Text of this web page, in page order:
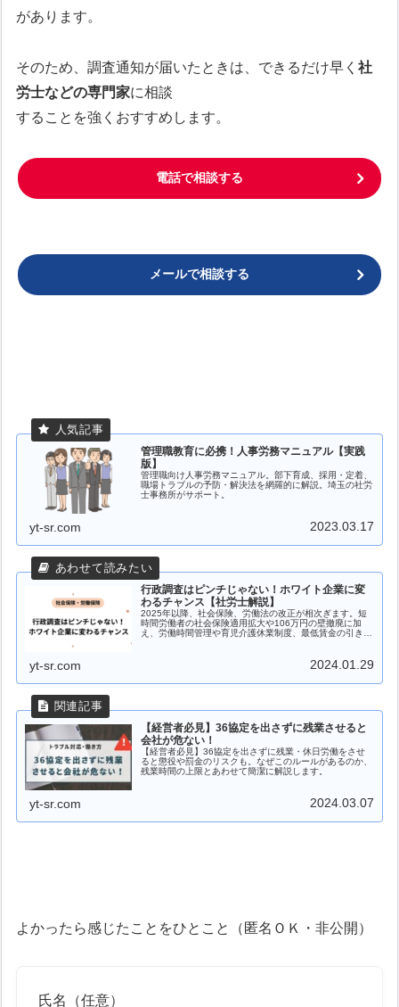
があります。
そのため、調査通知が届いたときは、できるだけ早く社
労士などの専門家に相談
することを強くおすすめします。
電話で相談する
メールで相談する
管理職教育に必携！人事労務マニュアル【実践
版】
管理職向け人事労務マニュアル。部下育成、採用・定着、
職場トラブルの予防・解決法を網羅的に解説。埼玉の社労
士事務所がサポート。
yt-sr.com 2023.03.17
行政調査はピンチじゃない！ホワイト企業に変
わるチャンス【社労士解説】
2025年以降、社会保険、労働法の改正が相次ぎます。短
時間労働者の社会保険適用拡大や106万円の壁撤廃に加
え、労働時間管理や育児介護休業制度、最低賃金の引き上
yt-sr.com 2024.01.29
【経営者必見】36協定を出さずに残業させると
会社が危ない！
【経営者必見】36協定を出さずに残業・休日労働をさせ
ると懲役や罰金のリスクも。なぜこのルールがあるのか、
残業時間の上限とあわせて簡潔に解説します。
yt-sr.com 2024.03.07
よかったら感じたことをひとこと（匿名ＯＫ・非公開）
氏名（任意）